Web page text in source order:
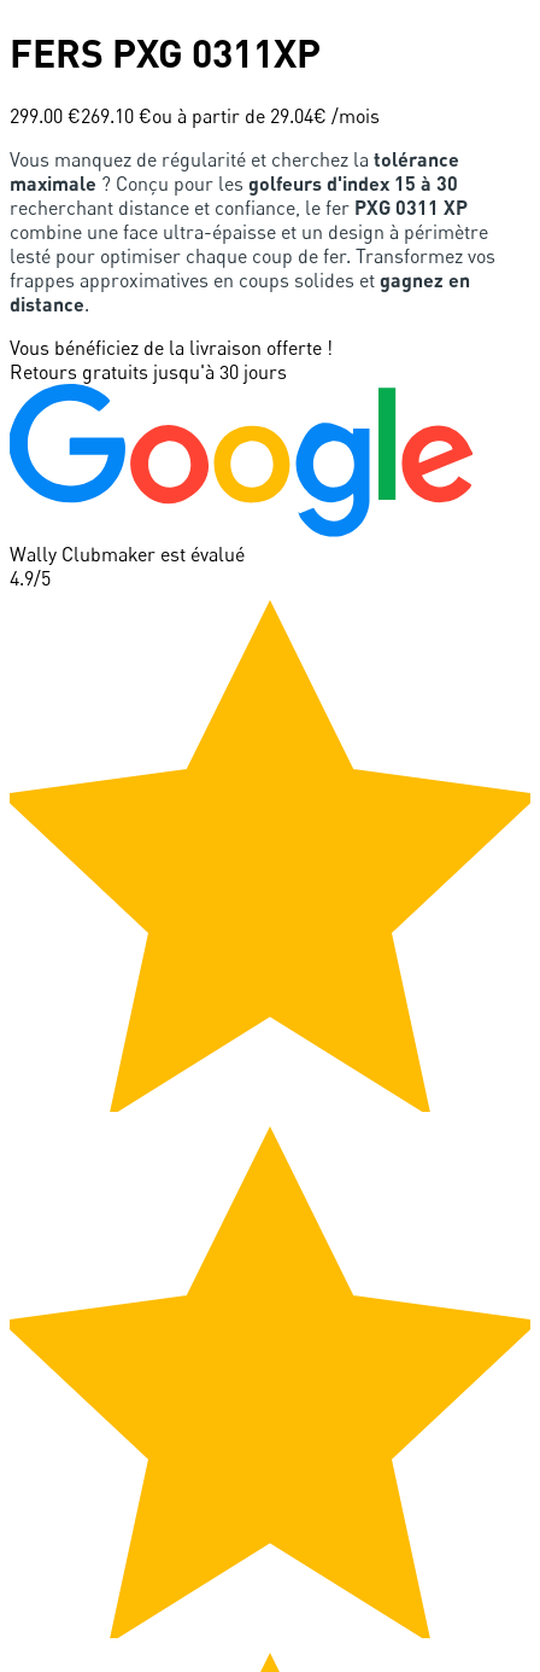
FERS PXG 0311XP
299.00 €269.10 €ou à partir de 29.04€ /mois
Vous manquez de régularité et cherchez la tolérance
maximale ? Conçu pour les golfeurs d'index 15 à 30
recherchant distance et confiance, le fer PXG 0311 XP
combine une face ultra-épaisse et un design à périmètre
lesté pour optimiser chaque coup de fer. Transformez vos
frappes approximatives en coups solides et gagnez en
distance.
Vous bénéficiez de la livraison offerte !
Retours gratuits jusqu'à 30 jours
Wally Clubmaker est évalué
4.9/5